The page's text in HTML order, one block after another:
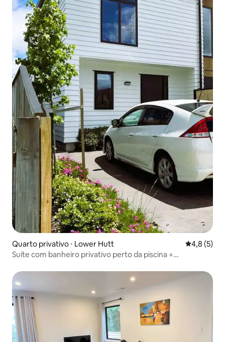
Quarto privativo ⋅ Lower Hutt 4,8 de
4,8 (5)
Suíte com banheiro privativo perto da piscina +